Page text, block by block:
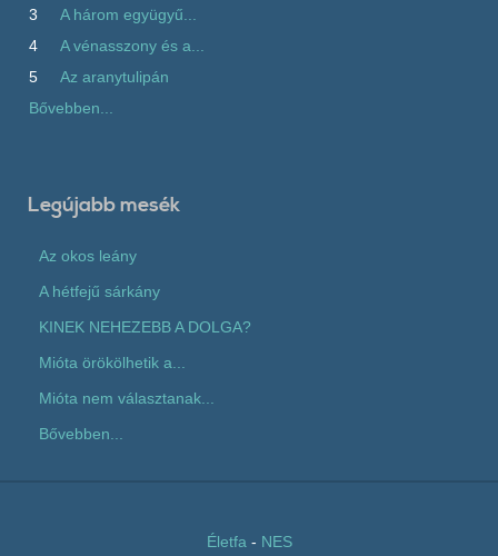
3
A három együgyű...
4
A vénasszony és a...
5
Az aranytulipán
Bővebben...
Legújabb mesék
Az okos leány
A hétfejű sárkány
KINEK NEHEZEBB A DOLGA?
Mióta örökölhetik a...
Mióta nem választanak...
Bővebben...
Életfa - NES